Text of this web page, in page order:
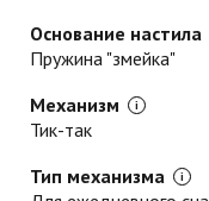
Основание настила
Пружина "змейка"
Механизм
Тик-так
Тип механизма